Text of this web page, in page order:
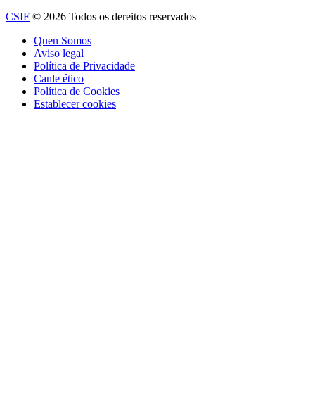
CSIF © 2026 Todos os dereitos reservados
Quen Somos
Aviso legal
Política de Privacidade
Canle ético
Política de Cookies
Establecer cookies